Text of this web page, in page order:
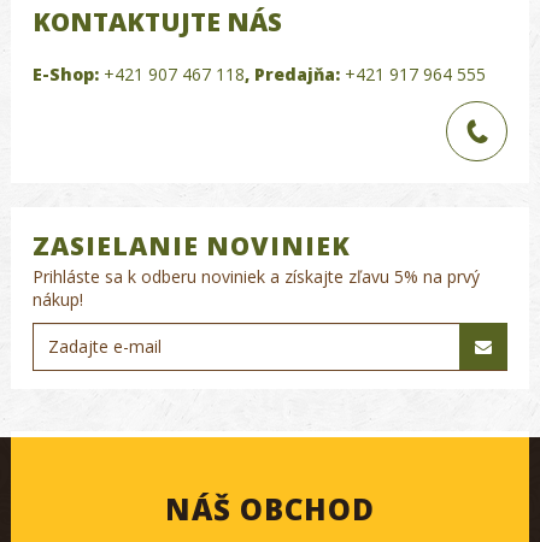
KONTAKTUJTE NÁS
E-Shop: +421 907 467 118, Predajňa: +421 917 964 555
ZASIELANIE NOVINIEK
Prihláste sa k odberu noviniek a získajte zľavu 5% na prvý
nákup!
NÁŠ OBCHOD